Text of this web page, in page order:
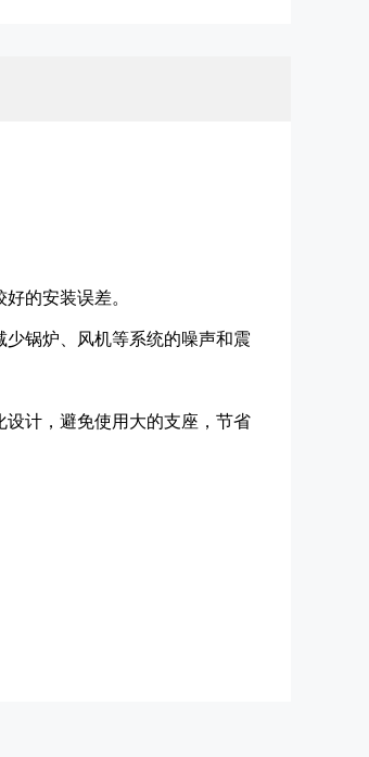
的安装误差。
锅炉、风机等系统的噪声和震
计，避免使用大的支座，节省